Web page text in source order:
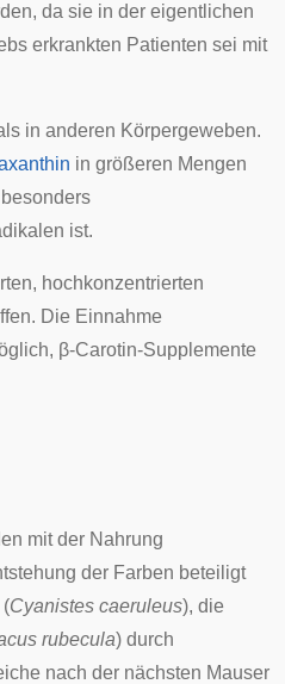
da sie in der eigentlichen
erkrankten Patienten sei mit
in anderen Körpergeweben.
in größeren Mengen
ist.
hochkonzentrierten
Die Einnahme
β-Carotin-Supplemente
mit der Nahrung
der Farben beteiligt
(Cyanistes caeruleus), die
rubecula) durch
nach der nächsten Mauser